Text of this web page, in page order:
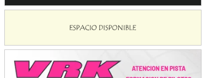
Humboldt (Santa Fe)
NORESTE SANTAFESINO - F6
Ciudad de Avellaneda (Asfalto)